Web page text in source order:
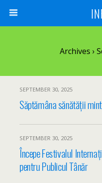
Archives ›
SEPTEMBER 30, 2025
Săptămâna sănătății
SEPTEMBER 30, 2025
Începe Festivalul
pentru Publicul Tânăr